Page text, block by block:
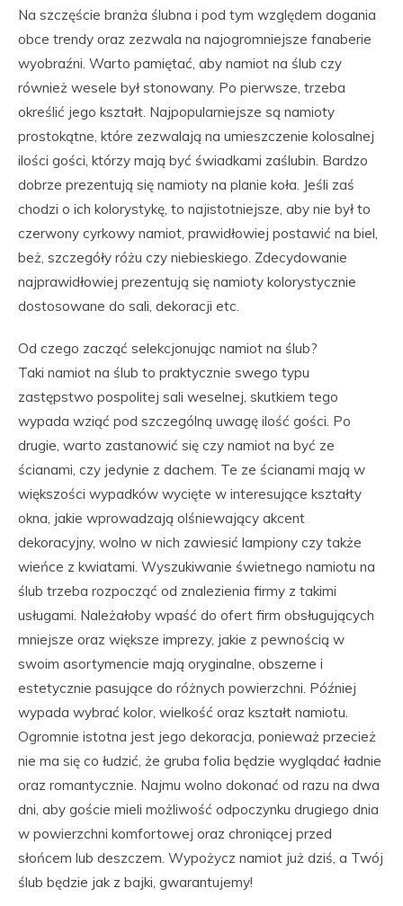
Na szczęście branża ślubna i pod tym względem dogania
obce trendy oraz zezwala na najogromniejsze fanaberie
wyobraźni. Warto pamiętać, aby namiot na ślub czy
również wesele był stonowany. Po pierwsze, trzeba
określić jego kształt. Najpopularniejsze są namioty
prostokątne, które zezwalają na umieszczenie kolosalnej
ilości gości, którzy mają być świadkami zaślubin. Bardzo
dobrze prezentują się namioty na planie koła. Jeśli zaś
chodzi o ich kolorystykę, to najistotniejsze, aby nie był to
czerwony cyrkowy namiot, prawidłowiej postawić na biel,
beż, szczegóły różu czy niebieskiego. Zdecydowanie
najprawidłowiej prezentują się namioty kolorystycznie
dostosowane do sali, dekoracji etc.
Od czego zacząć selekcjonując namiot na ślub?
Taki namiot na ślub to praktycznie swego typu
zastępstwo pospolitej sali weselnej, skutkiem tego
wypada wziąć pod szczególną uwagę ilość gości. Po
drugie, warto zastanowić się czy namiot na być ze
ścianami, czy jedynie z dachem. Te ze ścianami mają w
większości wypadków wycięte w interesujące kształty
okna, jakie wprowadzają olśniewający akcent
dekoracyjny, wolno w nich zawiesić lampiony czy także
wieńce z kwiatami. Wyszukiwanie świetnego namiotu na
ślub trzeba rozpocząć od znalezienia firmy z takimi
usługami. Należałoby wpaść do ofert firm obsługujących
mniejsze oraz większe imprezy, jakie z pewnością w
swoim asortymencie mają oryginalne, obszerne i
estetycznie pasujące do różnych powierzchni. Później
wypada wybrać kolor, wielkość oraz kształt namiotu.
Ogromnie istotna jest jego dekoracja, ponieważ przecież
nie ma się co łudzić, że gruba folia będzie wyglądać ładnie
oraz romantycznie. Najmu wolno dokonać od razu na dwa
dni, aby goście mieli możliwość odpoczynku drugiego dnia
w powierzchni komfortowej oraz chroniącej przed
słońcem lub deszczem. Wypożycz namiot już dziś, a Twój
ślub będzie jak z bajki, gwarantujemy!